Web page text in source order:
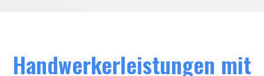
Handwerkerleistungen mit